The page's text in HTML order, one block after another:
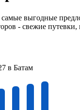
выгодные
- свежие
в Батам